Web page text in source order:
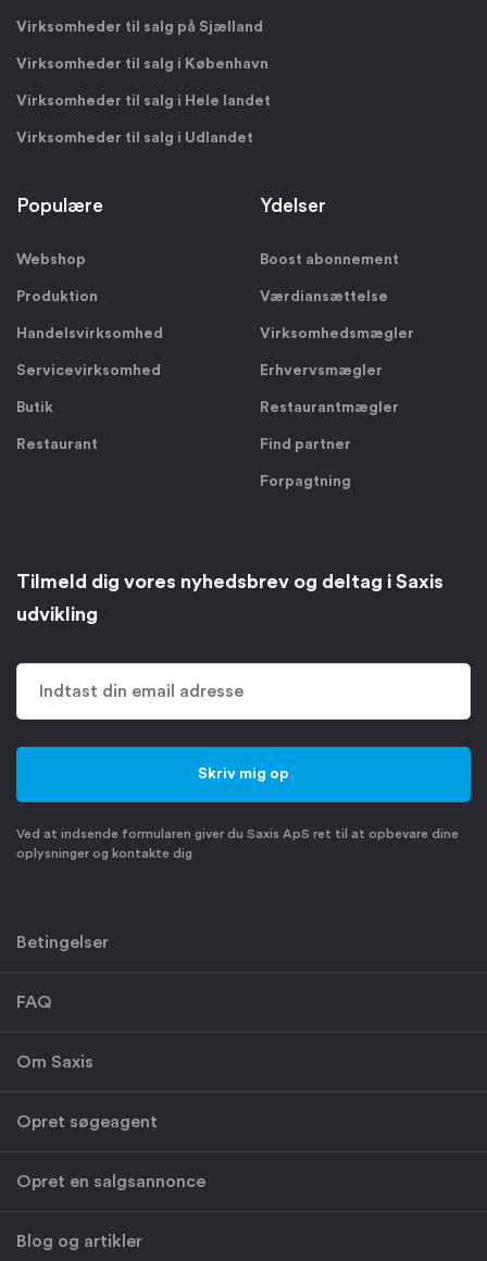
Virksomheder til salg på Sjælland
Virksomheder til salg i København
Virksomheder til salg i Hele landet
Virksomheder til salg i Udlandet
Populære
Webshop
Produktion
Handelsvirksomhed
Servicevirksomhed
Butik
Restaurant
Ydelser
Boost abonnement
Værdiansættelse
Virksomhedsmægler
Erhvervsmægler
Restaurantmægler
Find partner
Forpagtning
Tilmeld dig vores nyhedsbrev og deltag i Saxis
udvikling
Ved at indsende formularen giver du Saxis ApS ret til at opbevare dine
oplysninger og kontakte dig
Betingelser
FAQ
Om Saxis
Opret søgeagent
Opret en salgsannonce
Blog og artikler